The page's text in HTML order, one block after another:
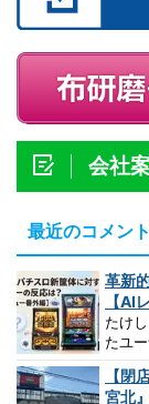
会社
最近のコメント
革新
【AI
たけ
たユ
【閉
宮北